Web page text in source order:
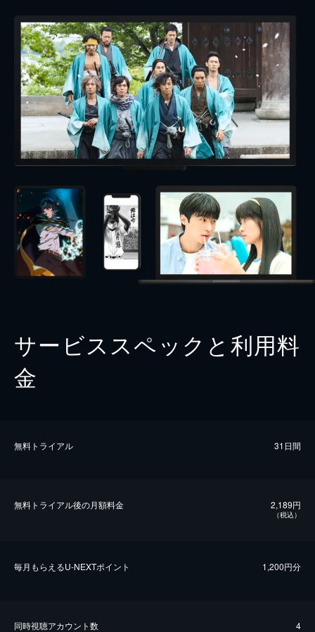
サービススペックと利用料
金
無料トライアル 31日間
無料トライアル後の⽉額料金 2,189円
（税込）
毎⽉もらえるU-NEXTポイント 1,200円分
同時視聴アカウント数 4